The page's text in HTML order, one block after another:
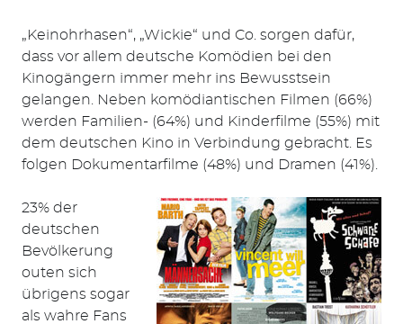
Suchen
nach:
„Keinohrhasen“, „Wickie“ und Co. sorgen dafür,
dass vor allem deutsche Komödien bei den
Kinogängern immer mehr ins Bewusstsein
gelangen. Neben komödiantischen Filmen (66%)
werden Familien- (64%) und Kinderfilme (55%) mit
dem deutschen Kino in Verbindung gebracht. Es
folgen Dokumentarfilme (48%) und Dramen (41%).
23% der
deutschen
Bevölkerung
outen sich
übrigens sogar
als wahre Fans